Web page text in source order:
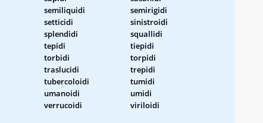
semiliquidi
semirigidi
setticidi
sinistroidi
splendidi
squallidi
tepidi
tiepidi
torbidi
torpidi
traslucidi
trepidi
tubercoloidi
tumidi
umanoidi
umidi
verrucoidi
viriloidi